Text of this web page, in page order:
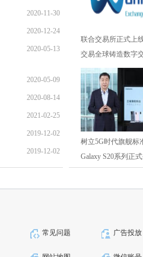
2020-11-30
2020-12-24
2020-05-13
2020-05-09
2020-08-14
2021-02-25
2019-12-02
2019-12-02
联合交易所正式上
交易全球铸造数字
树立5G时代旗舰标
Galaxy S20系列正
常见问题 广告投放